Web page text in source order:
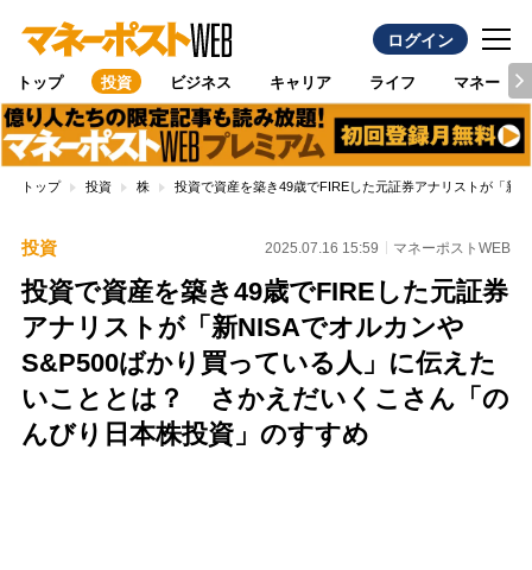
ログイン
トップ 投資 ビジネス キャリア ライフ マネー
トップ 投資 株 投資で資産を築き49歳でFIREした元証券アナリストが「新
投資 2025.07.16 15:59 マネーポストWEB
投資で資産を築き49歳でFIREした元証券
アナリストが「新NISAでオルカンや
S&P500ばかり買っている人」に伝えた
いこととは？ さかえだいくこさん「の
んびり日本株投資」のすすめ